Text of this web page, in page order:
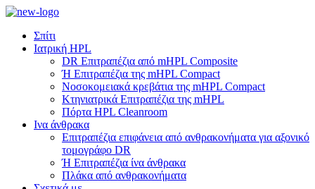
Σπίτι
Ιατρική HPL
DR Επιτραπέζια από mHPL Composite
Ή Επιτραπέζια της mHPL Compact
Νοσοκομειακά κρεβάτια της mHPL Compact
Κτηνιατρικά Επιτραπέζια της mHPL
Πόρτα HPL Cleanroom
Ινα άνθρακα
Επιτραπέζια επιφάνεια από ανθρακονήματα για αξονικό
τομογράφο DR
Ή Επιτραπέζια ίνα άνθρακα
Πλάκα από ανθρακονήματα